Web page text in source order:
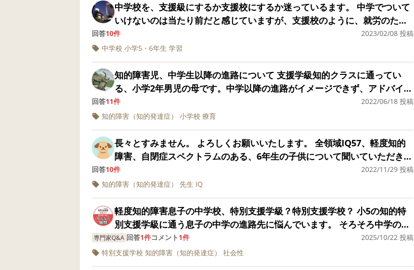
中学校を、支援級にするか支援校にするか迷っているます。 中学でついて
いけないのは当たり前だと感じていますが、支援校のように、就労のため
のカリキュラムをやるよりも、読み書きコミュニケーションを学ぶ学習を
したいと思っています。 わが子は、言葉がの遅れを伴う自閉症スペクトラ
ムで、みんなより遅いですが、読み書き計算など、理解するとすらすら解
けます。言葉も、聴くことに関してはとてもよく理解できていて、アウト
プットを少しずつでものばせば、もっと未来が広がるだろうなと感じてい
ます。限界かもしれないですが、いまだ吸収していることも多く、どこか
でぐんと伸びてくれると思っているのです。諦めてしまえば楽になるのか
もしれませんが、まだまだ人生は長い。この子は、もう少し学んでほしい
と思っているのです。中学までが義務教育なら、障害を持つ子は、同じ義
務教育の小学校に９年在籍させてくれないかな。と淡い思いも持っていま
す。そんなこと無理ですよね。もうすぐ６年生。決断を迫られていますが
支援校へ行く決断ができずにいます。同じような思いをもっている方、ま
回答10件
2023/02/08 投稿
中学校 小学5・6年生 学習
知的障害児、中学生以降の進路について 支援学級知的クラスに通ってい
る、小学2年男児の母です。中学以降の進路がイメージできず、アドバイス
いただけたらと思い質問しました。 小学校入学前に療育手帳取得。A判定
です。 小学校入学時に悩みましたが、成長を願って地域の知的支援級へ入
学。 障害が重かった為、先生にマンツーマンに近い形でついていただきま
した。名前が書けるようになったり、お友達との関わりがでてきたりとて
も成長しました。 今後の進路としては、小学校中学年くらいで支援学校に
転校、中学は支援学校になるのではと考えています。 ネットで調べたとこ
ろ、軽度知的障害の場合、中学卒業後は高等支援学校など様々な進路があ
りますよね。中度〜重度の知的の子の中学以降の進路がわかりませんでし
た。 経験談や、心構えしておいたほうがいいことがあればアドバイスいた
だきたいです。
回答11件
2022/06/18 投稿
知的障害（知的発達症）
小学校 療育
長々とすみません。 よろしくお願いいたします。 全領域IQ57、軽度知的
障害、自閉症スペクトラムのある、6年生の子供について聞いていただきた
いです、すみません。 幼稚園の頃から行き渋りがあり、1〜2年生の頃は給
食の時間だけ母子登校をしたり、3〜6年生では、支援学級に短時間登校を
させていただいています。 支援学級では本人の自由に過ごさせていただい
ています。 毎日私が送り迎えをしていたり、 交流学級の授業は、1年生の1
学期の数回以来参加していなかったり、 現在は1年生の3学期のお勉強をし
ていたりするので、中学校は支援学校へ行かせていただきたいと思ってい
ました。 小学校の隣にある、中学校の支援学級も見学に行かせていただい
回答10件
2022/11/29 投稿
知的障害（知的発達症）
先生 IQ
軽度知的障害息子の中学校、特別支援学級？特別支援学校？ 小5の知的特
別支援学級に通う息子の中学の進路先に悩んでいます。 そろそろ中学の進
路先を決めなければ…と思っています。息子はIQ60くらいで今は小5ですが
小2程度の勉強をしています。 知的な面を考えると手厚い特別支援学校が
良いのかな…と思うのですが、社会性は意外と高く、お友だちともトラブ
専門家Q&A 回答1件コメント 1件
2025/10/22 投稿
特別支援学校 知的障害（知的発達症） 社会性